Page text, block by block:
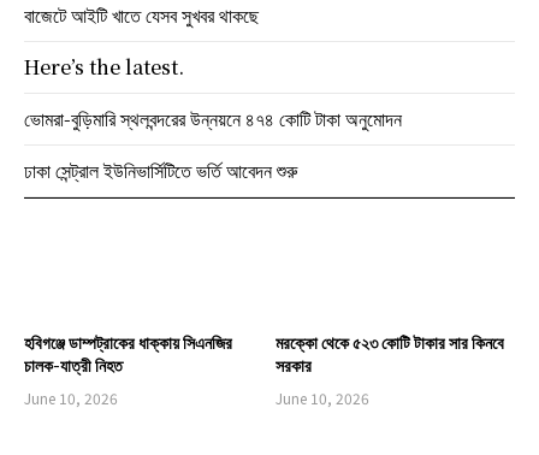
হবিগঞ্জে ডাম্পট্রাকের ধাক্কায় সিএনজির
চালক-যাত্রী নিহত
June 10, 2026
মরক্কো থেকে ৫২৩ কোটি টাকার সার কিনবে
সরকার
June 10, 2026
বাজেটে আইটি খাতে যেসব সুখবর থাকছে
Here’s the latest.
ভোমরা-বুড়িমারি স্থলবন্দরের উন্নয়নে ৪৭৪ কোটি টাকা অনুমোদন
ঢাকা সেন্ট্রাল ইউনিভার্সিটিতে ভর্তি আবেদন শুরু